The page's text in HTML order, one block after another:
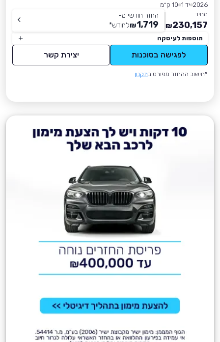
2026 יד 1
10 ק״מ
מחיר
230,157
₪
החזר חודשי מ-
1,719
₪לחודש*
תוספות לעיסקה
לפגישה בסוכנות יצירת קשר
*חישוב ההחזר מפורט בתקנון